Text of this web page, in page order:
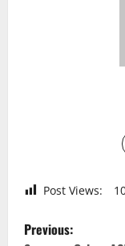
Post Views:
P
Previous: